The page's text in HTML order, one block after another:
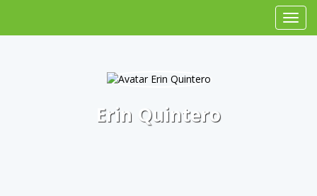
Erin Quintero